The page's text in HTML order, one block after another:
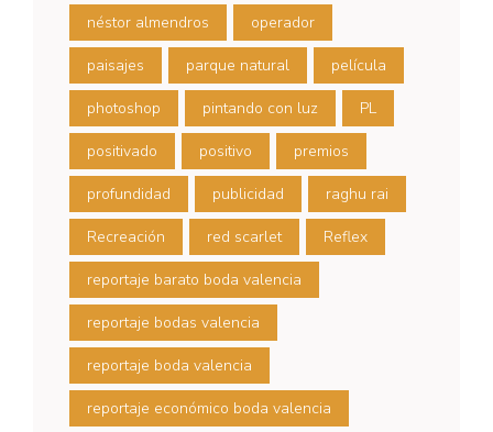
néstor almendros operador
paisajes parque natural película
photoshop pintando con luz PL
positivado positivo premios
profundidad publicidad raghu rai
Recreación red scarlet Reflex
reportaje barato boda valencia
reportaje bodas valencia
reportaje boda valencia
reportaje económico boda valencia